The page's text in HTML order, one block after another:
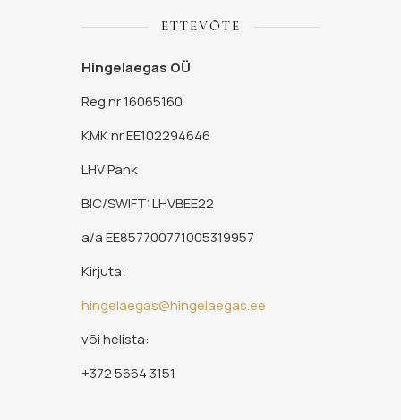
ETTEVÕTE
Hingelaegas OÜ
Reg nr 16065160
KMK nr EE102294646
LHV Pank
BIC/SWIFT: LHVBEE22
a/a EE857700771005319957
Kirjuta:
hingelaegas@hingelaegas.ee
või helista:
+372 5664 3151